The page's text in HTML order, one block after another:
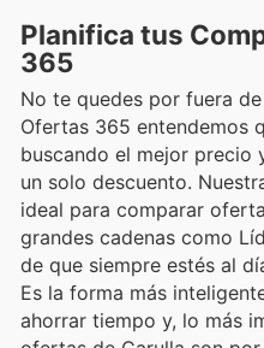
Planifica tus
365
No te quedes por fuera
Ofertas 365 entendemos
buscando el mejor precio
un solo descuento.
ideal para comparar
grandes cadenas como
de que siempre estés al
Es la forma más
ahorrar tiempo y, lo más